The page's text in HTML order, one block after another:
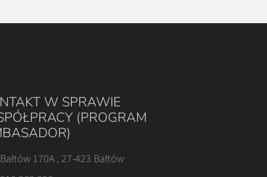
W SPRAWIE
(PROGRAM
Bałtów 170A , 27-423 Bałtów